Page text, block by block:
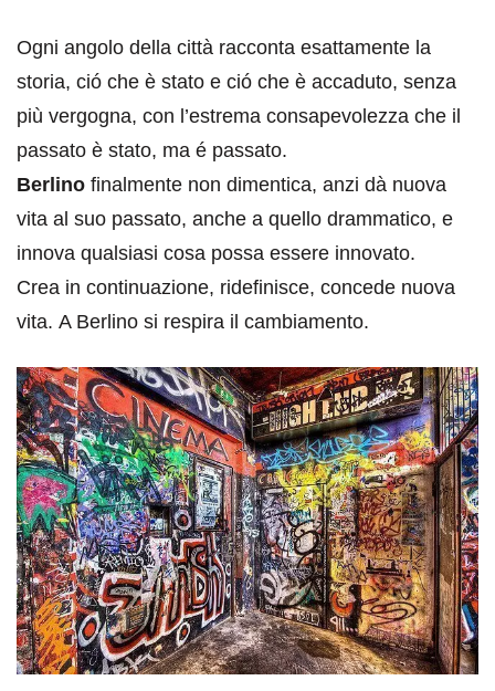
Ogni angolo della città racconta esattamente la
storia, ció che è stato e ció che è accaduto, senza
più vergogna, con l’estrema consapevolezza che il
passato è stato, ma é passato.
Berlino finalmente non dimentica, anzi dà nuova
vita al suo passato, anche a quello drammatico, e
innova qualsiasi cosa possa essere innovato.
Crea in continuazione, ridefinisce, concede nuova
vita. A Berlino si respira il cambiamento.